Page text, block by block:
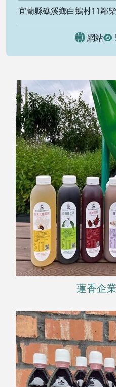
宜蘭縣礁溪鄉白鵝村11鄰
網站
蓮香企